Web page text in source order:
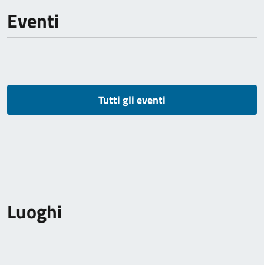
Eventi
Tutti gli eventi
Luoghi